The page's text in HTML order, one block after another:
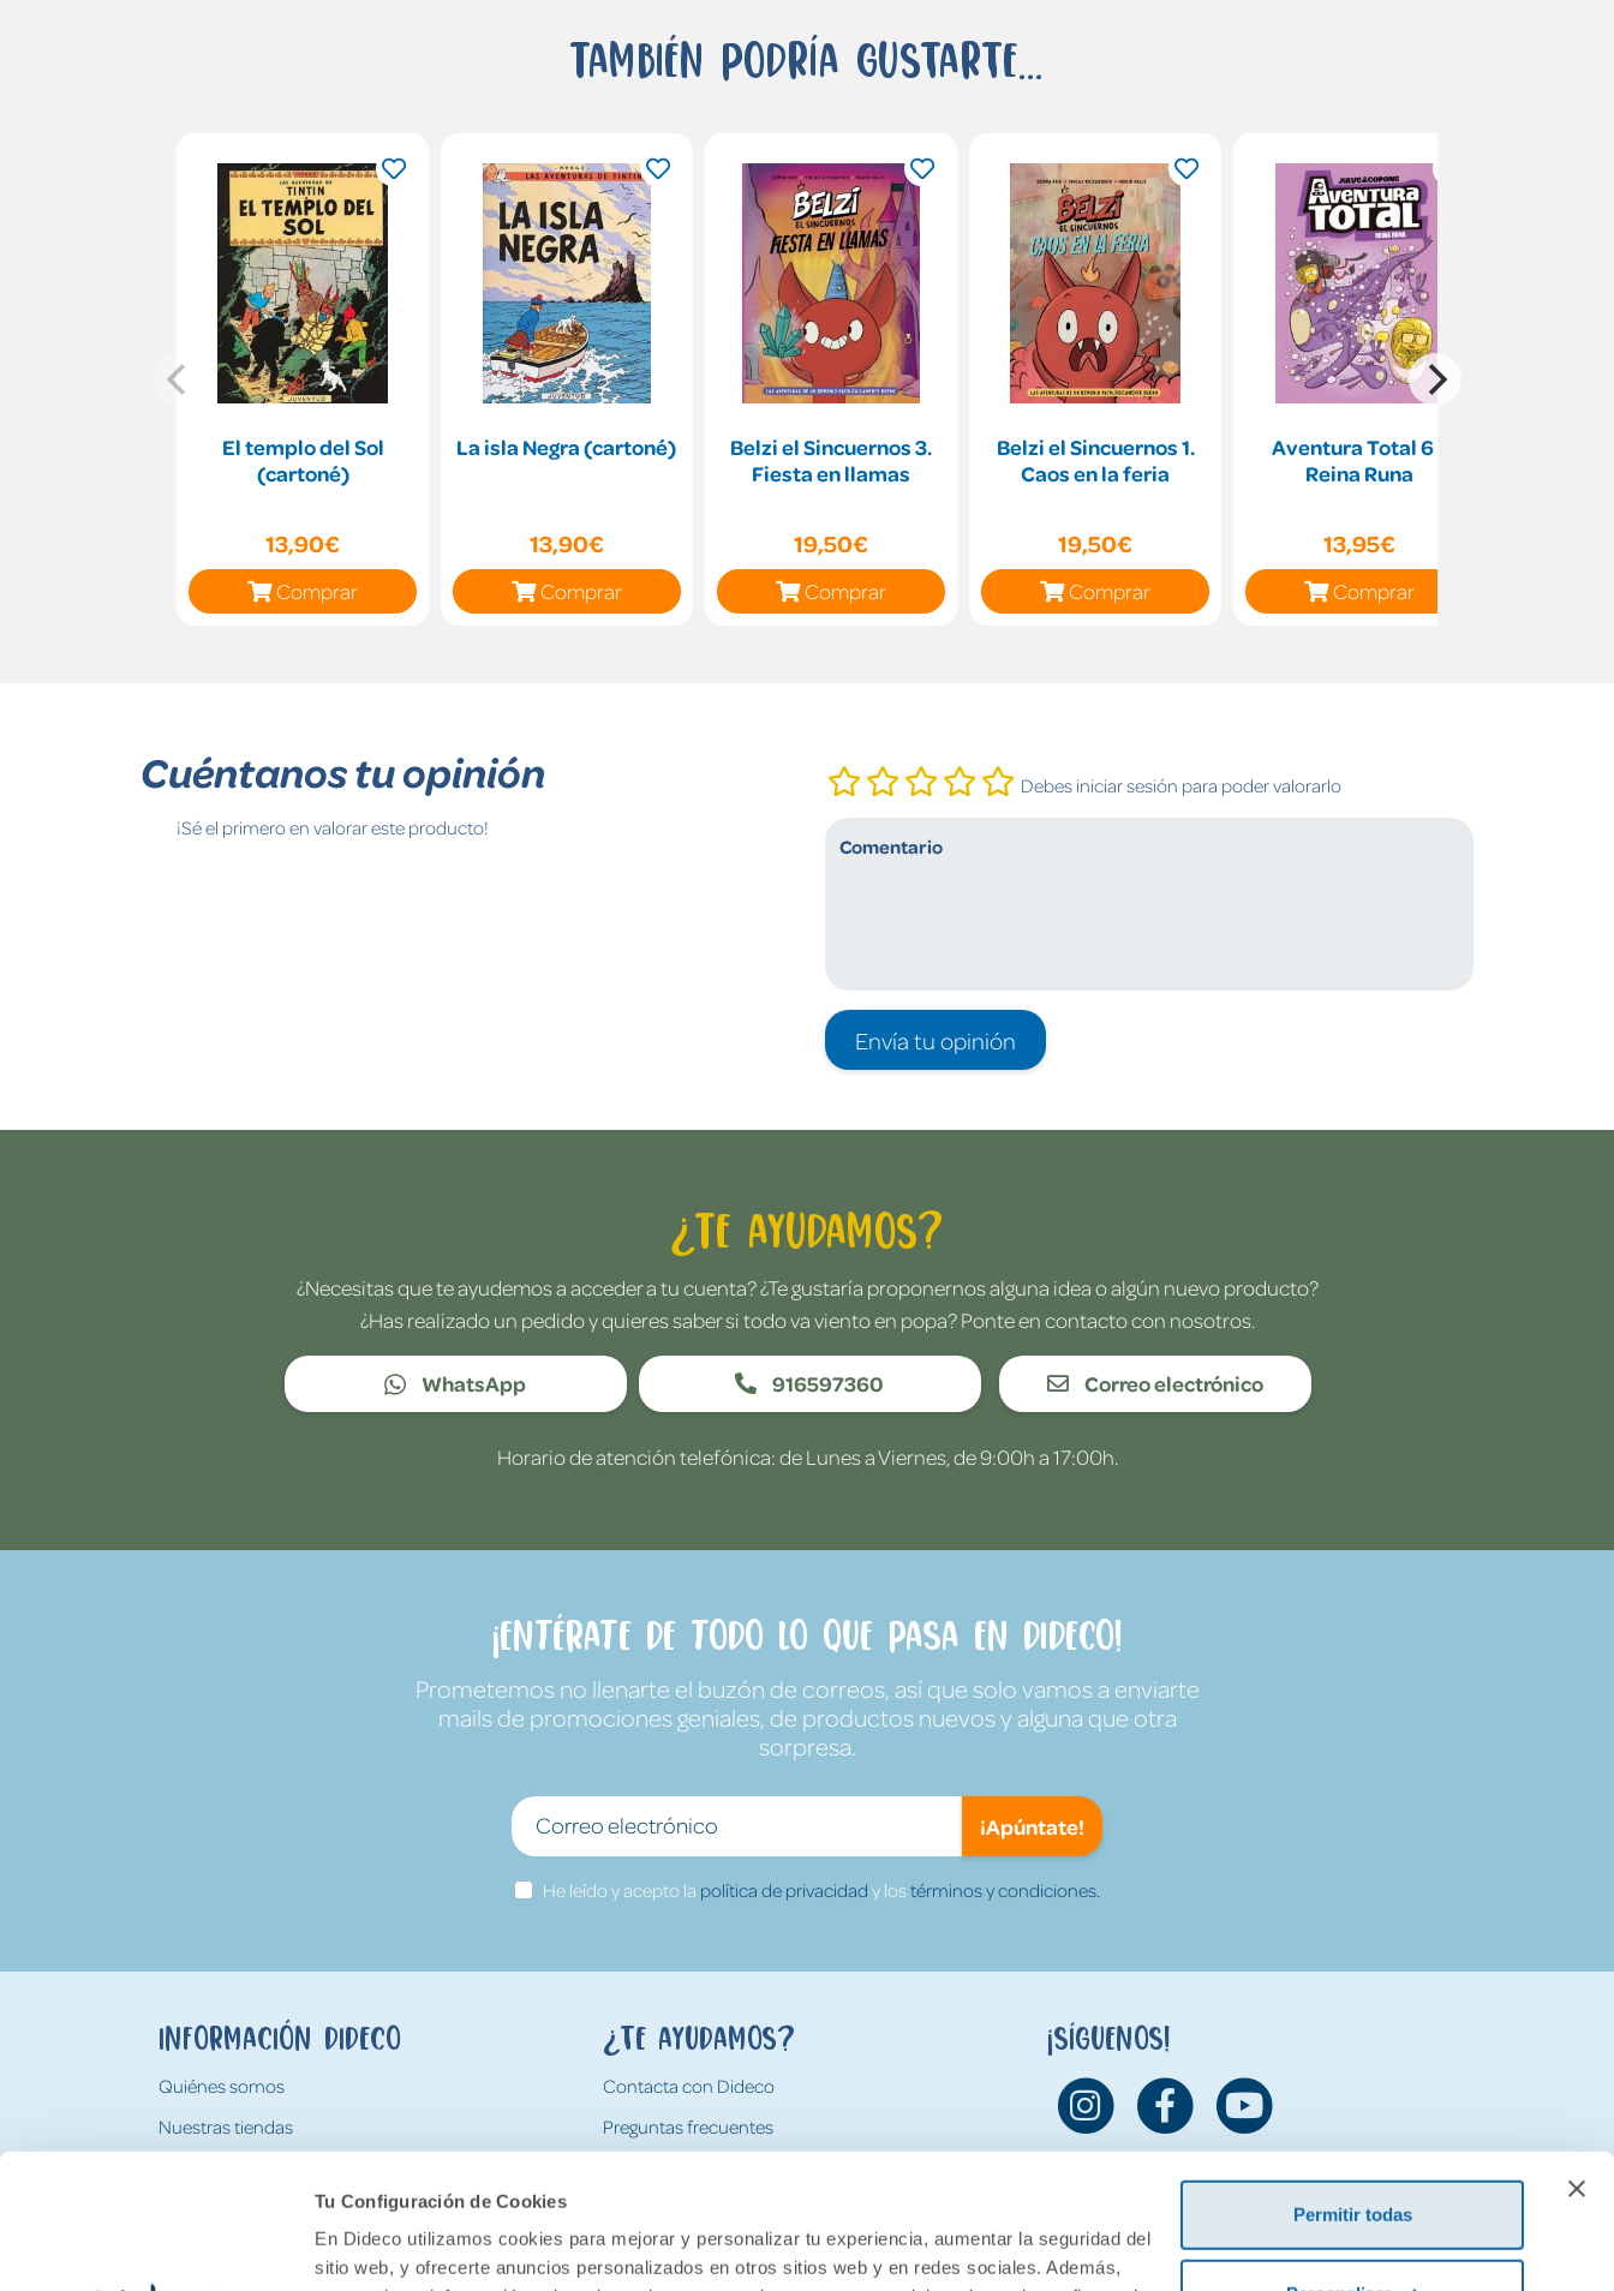
Tu Configuración de Cookies
En Dideco utilizamos cookies para mejorar y personalizar tu experiencia, aumentar la seguridad del
sitio web, y ofrecerte anuncios personalizados en otros sitios web y en redes sociales. Además,
Permitir todas
También podría gustarte...
El templo del Sol
(cartoné)
13,90€
Comprar
La isla Negra (cartoné)
13,90€
Comprar
Belzi el Sincuernos 3.
Fiesta en llamas
19,50€
Comprar
Belzi el Sincuernos 1.
Caos en la feria
19,50€
Comprar
Aventura Total 6 -
Reina Runa
13,95€
Comprar
Cuéntanos tu opinión
¡Sé el primero en valorar este producto!
Debes iniciar sesión para poder valorarlo
Envía tu opinión
¿Te ayudamos?
¿Necesitas que te ayudemos a acceder a tu cuenta? ¿Te gustaría proponernos alguna idea o algún nuevo producto?
¿Has realizado un pedido y quieres saber si todo va viento en popa? Ponte en contacto con nosotros.
WhatsApp 916597360 Correo electrónico
Horario de atención telefónica: de Lunes a Viernes, de 9:00h a 17:00h.
¡Entérate de todo lo que pasa en Dideco!
Prometemos no llenarte el buzón de correos, así que solo vamos a enviarte
mails de promociones geniales, de productos nuevos y alguna que otra
sorpresa.
¡Apúntate!
He leído y acepto la política de privacidad y lostérminos y condiciones.
Información Dideco
Quiénes somos
Nuestras tiendas
Tarjeta Regalo Dideco
¿Te ayudamos?
Contacta con Dideco
Preguntas frecuentes
Devoluciones
¡Síguenos!